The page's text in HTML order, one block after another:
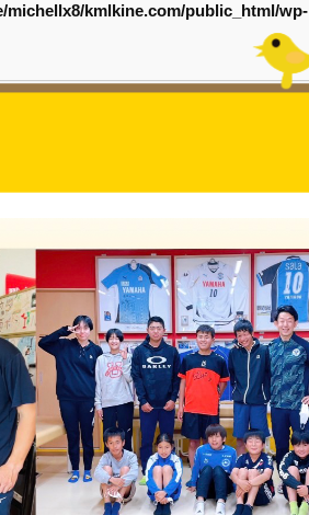
michellx8/kmlkine.com/public_html/wp-